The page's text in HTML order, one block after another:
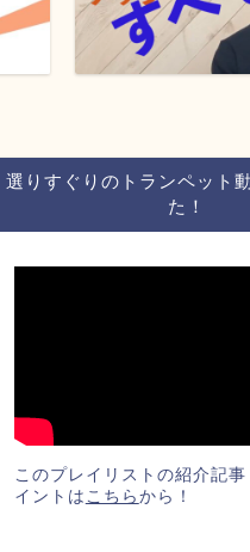
選りすぐりのトランペット
た！
このプレイリストの紹介記
イントは こちら から！